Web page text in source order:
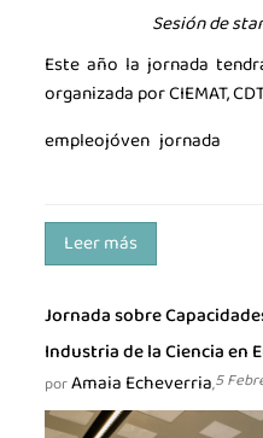
Sesión de
Este año la jornada
organizada por CIEMAT,
empleojóven jornada
Leer más
Jornada sobre
Industria de la Ciencia en
porAmaia Echeverria,5